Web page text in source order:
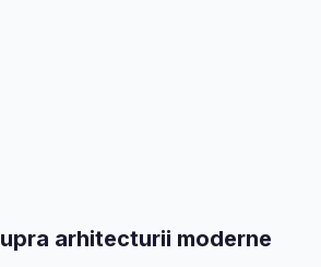
arhitecturii moderne